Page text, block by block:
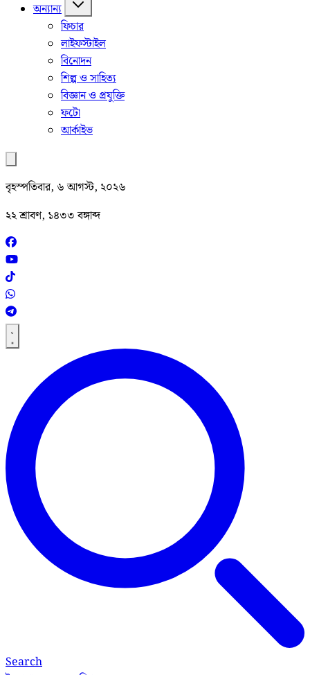
অন্যান্য
ফিচার
লাইফস্টাইল
বিনোদন
শিল্প ও সাহিত্য
বিজ্ঞান ও প্রযুক্তি
ফটো
আর্কাইভ
বৃহস্পতিবার, ৬ আগস্ট, ২০২৬
২২ শ্রাবণ, ১৪৩৩ বঙ্গাব্দ
Search